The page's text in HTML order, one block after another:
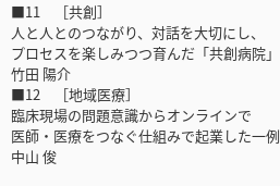
■11 ［共創］
人と人とのつながり、対話を大切にし、
プロセスを楽しみつつ育んだ「共創病院」
竹田 陽介
■12 ［地域医療］
臨床現場の問題意識からオンラインで
医師・医療をつなぐ仕組みで起業した一例
中山 俊